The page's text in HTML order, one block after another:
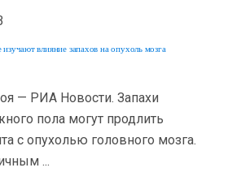
влияние запахов на опухоль мозга
— РИА Новости. Запахи
пола могут продлить
с опухолью головного мозга.
...